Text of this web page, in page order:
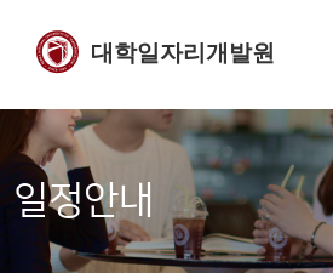
대학일자리개발원
일정안내